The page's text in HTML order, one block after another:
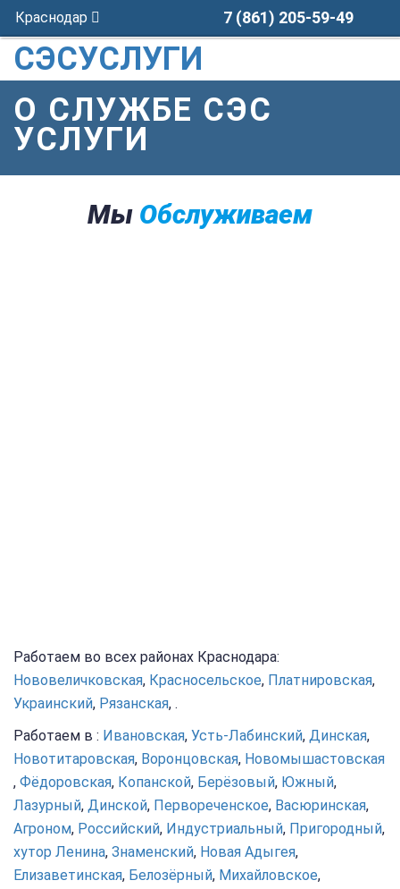
Краснодар 7 (861) 205-59-49
СЭСУСЛУГИ
О СЛУЖБЕ СЭС
УСЛУГИ
Мы Обслуживаем
Работаем во всех районах Краснодара:
Нововеличковская, Красносельское, Платнировская,
Украинский, Рязанская, .
Работаем в : Ивановская, Усть-Лабинский, Динская,
Новотитаровская, Воронцовская, Новомышастовская
, Фёдоровская, Копанской, Берёзовый, Южный,
Лазурный, Динской, Первореченское, Васюринская,
Агроном, Российский, Индустриальный, Пригородный,
хутор Ленина, Знаменский, Новая Адыгея,
Елизаветинская, Белозёрный, Михайловское,